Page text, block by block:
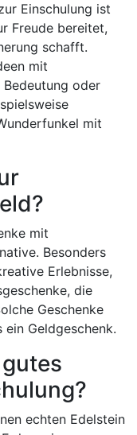
Einschulung ist
Freude bereitet,
schafft.
mit
oder
mit
mit
Besonders
Erlebnisse,
die
Geschenke
Geldgeschenk.
echten Edelstein